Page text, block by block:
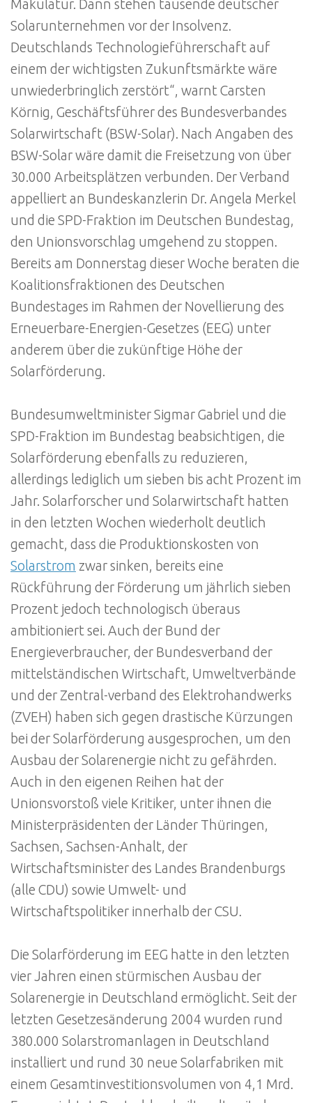
Makulatur. Dann stehen tausende deutscher
Solarunternehmen vor der Insolvenz.
Deutschlands Technologieführerschaft auf
einem der wichtigsten Zukunftsmärkte wäre
unwiederbringlich zerstört“, warnt Carsten
Körnig, Geschäftsführer des Bundesverbandes
Solarwirtschaft (BSW-Solar). Nach Angaben des
BSW-Solar wäre damit die Freisetzung von über
30.000 Arbeitsplätzen verbunden. Der Verband
appelliert an Bundeskanzlerin Dr. Angela Merkel
und die SPD-Fraktion im Deutschen Bundestag,
den Unionsvorschlag umgehend zu stoppen.
Bereits am Donnerstag dieser Woche beraten die
Koalitionsfraktionen des Deutschen
Bundestages im Rahmen der Novellierung des
Erneuerbare-Energien-Gesetzes (EEG) unter
anderem über die zukünftige Höhe der
Solarförderung.
Bundesumweltminister Sigmar Gabriel und die
SPD-Fraktion im Bundestag beabsichtigen, die
Solarförderung ebenfalls zu reduzieren,
allerdings lediglich um sieben bis acht Prozent im
Jahr. Solarforscher und Solarwirtschaft hatten
in den letzten Wochen wiederholt deutlich
gemacht, dass die Produktionskosten von
Solarstrom zwar sinken, bereits eine
Rückführung der Förderung um jährlich sieben
Prozent jedoch technologisch überaus
ambitioniert sei. Auch der Bund der
Energieverbraucher, der Bundesverband der
mittelständischen Wirtschaft, Umweltverbände
und der Zentral-verband des Elektrohandwerks
(ZVEH) haben sich gegen drastische Kürzungen
bei der Solarförderung ausgesprochen, um den
Ausbau der Solarenergie nicht zu gefährden.
Auch in den eigenen Reihen hat der
Unionsvorstoß viele Kritiker, unter ihnen die
Ministerpräsidenten der Länder Thüringen,
Sachsen, Sachsen-Anhalt, der
Wirtschaftsminister des Landes Brandenburgs
(alle CDU) sowie Umwelt- und
Wirtschaftspolitiker innerhalb der CSU.
Die Solarförderung im EEG hatte in den letzten
vier Jahren einen stürmischen Ausbau der
Solarenergie in Deutschland ermöglicht. Seit der
letzten Gesetzesänderung 2004 wurden rund
380.000 Solarstromanlagen in Deutschland
installiert und rund 30 neue Solarfabriken mit
einem Gesamtinvestitionsvolumen von 4,1 Mrd.